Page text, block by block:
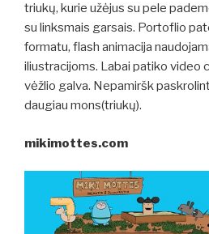
triukų, kurie užėjus su pele
su linksmais garsais. Portoflio
formatu, flash animacija
iliustracijoms. Labai patiko video
vėžlio galva. Nepamiršk
daugiau mons(triukų).
mikimottes.com